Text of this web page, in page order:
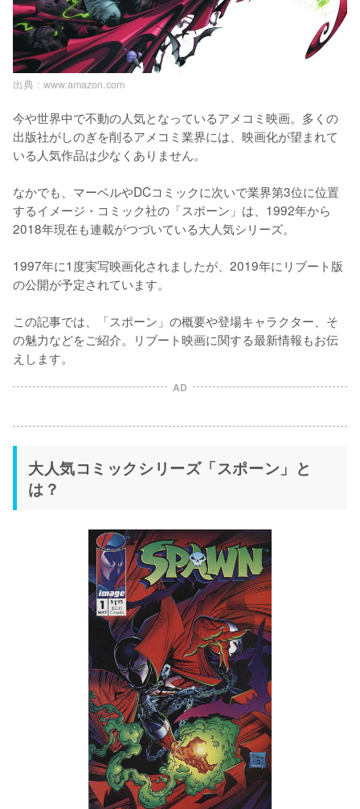
出典 : www.amazon.com
今や世界中で不動の人気となっているアメコミ映画。多くの
出版社がしのぎを削るアメコミ業界には、映画化が望まれて
いる人気作品は少なくありません。
なかでも、マーベルやDCコミックに次いで業界第3位に位置
するイメージ・コミック社の「スポーン」は、1992年から
2018年現在も連載がつづいている大人気シリーズ。
1997年に1度実写映画化されましたが、2019年にリブート版
の公開が予定されています。
この記事では、「スポーン」の概要や登場キャラクター、そ
の魅力などをご紹介。リブート映画に関する最新情報もお伝
えします。
AD
大人気コミックシリーズ「スポーン」と
は？